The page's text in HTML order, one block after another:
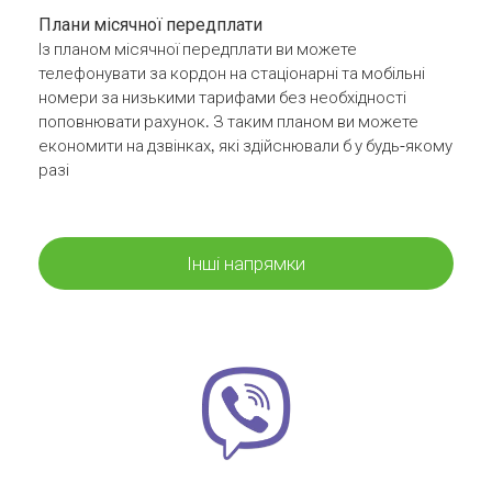
Плани місячної передплати
Із планом місячної передплати ви можете
телефонувати за кордон на стаціонарні та мобільні
номери за низькими тарифами без необхідності
поповнювати рахунок. З таким планом ви можете
економити на дзвінках, які здійснювали б у будь-якому
разі
Інші напрямки